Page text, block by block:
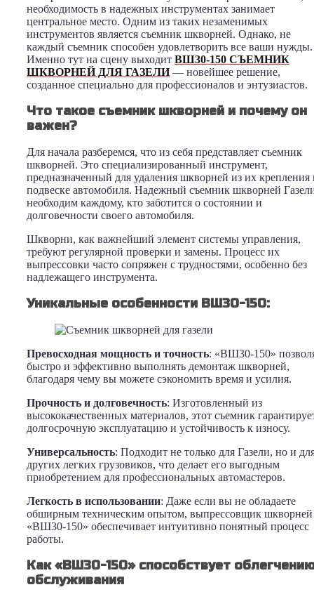
необходимость в надежных инструментах занимает
центральное место. Одним из таких незаменимых
инструментов является съемник шкворней. Однако, не
каждый съемник способен удовлетворить все ваши нужды.
Именно тут на сцену выходит ВШ30-150 СЪЕМНИК
ШКВОРНЕЙ ДЛЯ ГАЗЕЛИ— новейшее решение,
созданное специально для профессионалов и энтузиастов.
Что такое съемник шкворней и почему он
важен?
Для начала разберемся, что из себя представляет съемник
шкворней. Это специализированный инструмент,
предназначенный для удаления шкворней из их крепления
подвеске автомобиля. Надежный съемник шкворней
необходим каждому, кто заботится о состоянии и
долговечности своего автомобиля.
Шкворни, как важнейший элемент системы управления,
требуют регулярной проверки и замены. Процесс их
выпрессовки часто сопряжен с трудностями, особенно без
надлежащего инструмента.
Уникальные особенности ВШ30-150:
Превосходная мощность и точность: «ВШ30-150»
быстро и эффективно выполнять демонтаж шкворней,
благодаря чему вы можете сэкономить время и усилия.
Прочность и долговечность: Изготовленный из
высококачественных материалов, этот съемник
долгосрочную эксплуатацию и устойчивость к износу.
Универсальность: Подходит не только для Газели, но и
других легких грузовиков, что делает его выгодным
приобретением для профессиональных автомастеров.
Легкость в использовании: Даже если вы не обладаете
обширным техническим опытом, выпрессовщик шкворней
«ВШ30-150» обеспечивает интуитивно понятный процесс
работы.
Как «ВШ30-150» способствует
обслуживания